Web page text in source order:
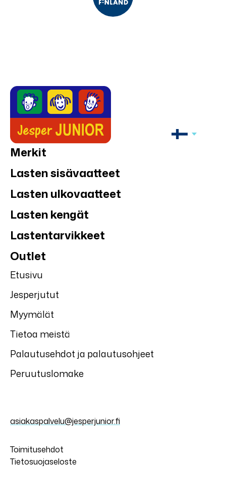
Merkit
Lasten sisävaatteet
Lasten ulkovaatteet
Lasten kengät
Lastentarvikkeet
Outlet
Etusivu
Jesperjutut
Myymälät
Tietoa meistä
Palautusehdot ja palautusohjeet
Peruutuslomake
asiakaspalvelu@jesperjunior.fi
Toimitusehdot
Tietosuojaseloste